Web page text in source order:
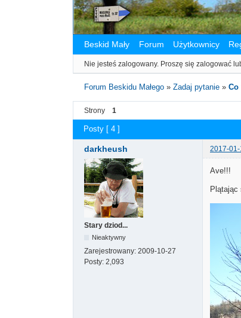
Beskid Mały Forum Użytkownicy
Nie jesteś zalogowany. Proszę się zalogować
Forum Beskidu Małego »Zadaj pytanie »Co
Strony 1
Posty [ 4 ]
darkheush 2017-
Stary dziod...
Nieaktywny
Zarejestrowany: 2009-10-27
Posty: 2,093
Ave!!!
Plątając